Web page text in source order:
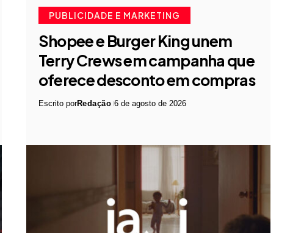
PUBLICIDADE E MARKETING
Shopee e Burger King unem
Terry Crews em campanha que
oferece desconto em compras
Escrito porRedação 6 de agosto de 2026